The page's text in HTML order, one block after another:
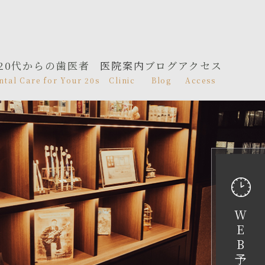
代からの歯医者
Care for Your 20s
医院案内
Clinic
ブログ
Blog
アクセス
Access
W
E
B
予